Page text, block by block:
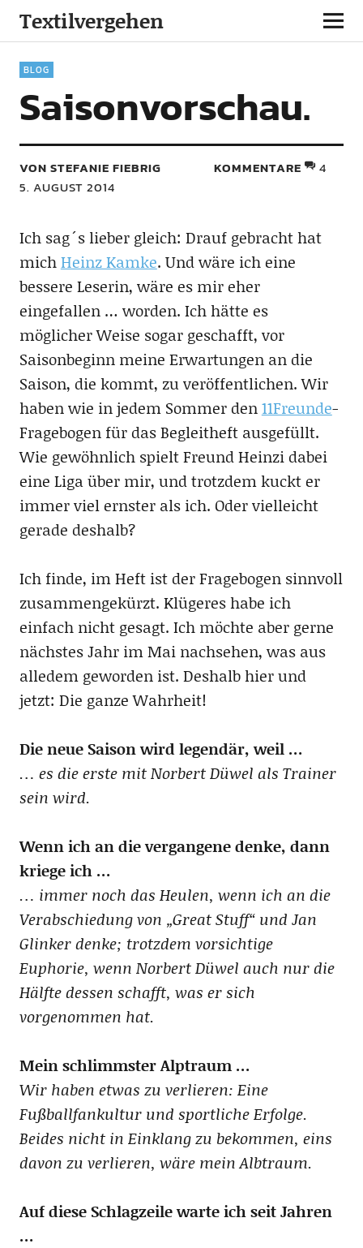
Textilvergehen
BLOG
Saisonvorschau.
VON STEFANIE FIEBRIG
5. AUGUST 2014
KOMMENTARE 4
Ich sag´s lieber gleich: Drauf gebracht hat
michHeinz Kamke. Und wäre ich eine
bessere Leserin, wäre es mir eher
eingefallen … worden. Ich hätte es
möglicher Weise sogar geschafft, vor
Saisonbeginn meine Erwartungen an die
Saison, die kommt, zu veröffentlichen. Wir
haben wie in jedem Sommer den11Freunde-
Fragebogen für das Begleitheft ausgefüllt.
Wie gewöhnlich spielt Freund Heinzi dabei
eine Liga über mir, und trotzdem kuckt er
immer viel ernster als ich. Oder vielleicht
gerade deshalb?
Ich finde, im Heft ist der Fragebogen sinnvoll
zusammengekürzt. Klügeres habe ich
einfach nicht gesagt. Ich möchte aber gerne
nächstes Jahr im Mai nachsehen, was aus
alledem geworden ist. Deshalb hier und
jetzt: Die ganze Wahrheit!
Die neue Saison wird legendär, weil …
… es die erste mit Norbert Düwel als Trainer
sein wird.
Wenn ich an die vergangene denke, dann
kriege ich …
… immer noch das Heulen, wenn ich an die
Verabschiedung von „Great Stuff“ und Jan
Glinker denke; trotzdem vorsichtige
Euphorie, wenn Norbert Düwel auch nur die
Hälfte dessen schafft, was er sich
vorgenommen hat.
Mein schlimmster Alptraum …
Wir haben etwas zu verlieren: Eine
Fußballfankultur und sportliche Erfolge.
Beides nicht in Einklang zu bekommen, eins
davon zu verlieren, wäre mein Albtraum.
Auf diese Schlagzeile warte ich seit Jahren
…